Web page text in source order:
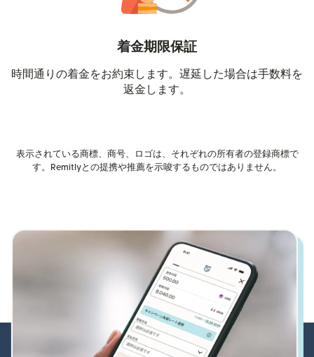
着金期限保証
時間通りの着金をお約束します。遅延した場合は手数料を
返金します。
表示されている商標、商号、ロゴは、それぞれの所有者の登録商標で
す。Remitlyとの提携や推薦を示唆するものではありません。